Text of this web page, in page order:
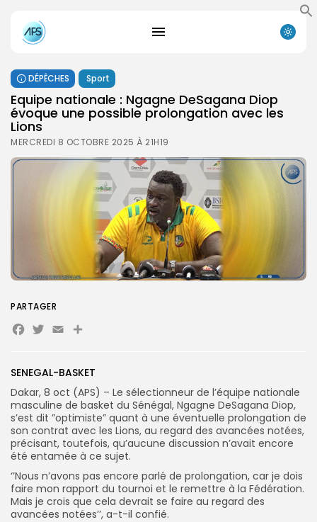
for:
FR
DÉPÊCHES Sport
Equipe nationale : Ngagne DeSagana Diop
évoque une possible prolongation avec les
Lions
MERCREDI 8 OCTOBRE 2025 À 21H19
SENEGAL-BASKET
Dakar, 8 oct (APS) – Le sélectionneur de l’équipe nationale
masculine de basket du Sénégal, Ngagne DeSagana Diop,
s’est dit ”optimiste” quant à une éventuelle prolongation de
son contrat avec les Lions, au regard des avancées notées,
précisant, toutefois, qu’aucune discussion n’avait encore
été entamée à ce sujet.
‘’Nous n’avons pas encore parlé de prolongation, car je dois
faire mon rapport du tournoi et le remettre à la Fédération.
Mais je crois que cela devrait se faire au regard des
avancées notées’’, a-t-il confié.
PARTAGER
Facebook
Twitter
EmailPartager